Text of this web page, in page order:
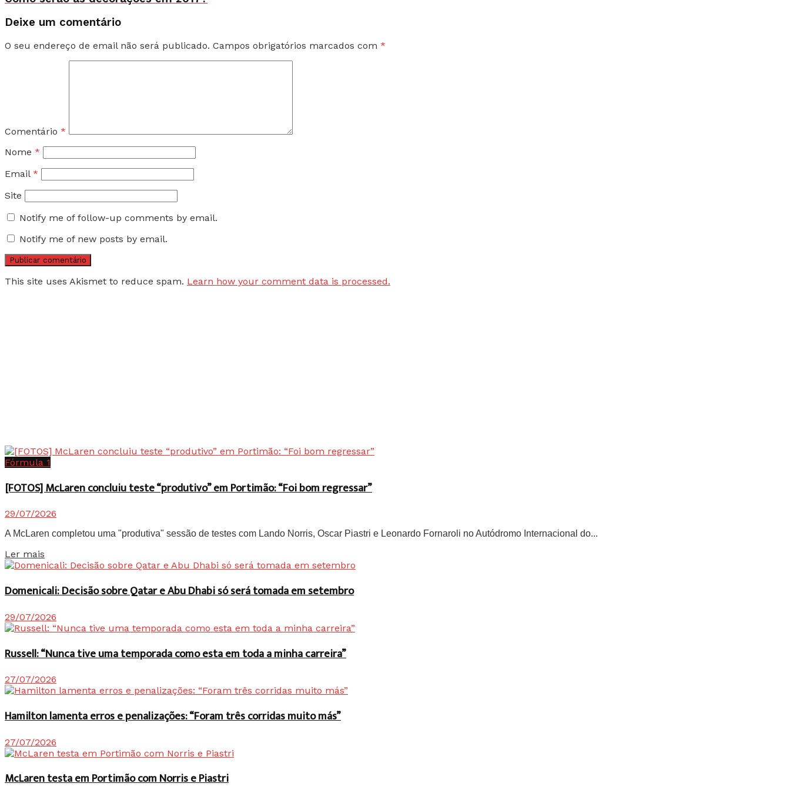
Deixe um comentário
O seu endereço de email não será publicado. Campos obrigatórios marcados com *
Comentário *
Nome *
Email *
Site
Notify me of follow-up comments by email.
Notify me of new posts by email.
This site uses Akismet to reduce spam. Learn how your comment data is processed.
Fórmula 1
[FOTOS] McLaren concluiu teste “produtivo” em Portimão: “Foi bom regressar”
29/07/2026
A McLaren completou uma "produtiva" sessão de testes com Lando Norris, Oscar Piastri e Leonardo Fornaroli no Autódromo Internacional do...
Ler mais
Domenicali: Decisão sobre Qatar e Abu Dhabi só será tomada em setembro
29/07/2026
Russell: “Nunca tive uma temporada como esta em toda a minha carreira”
27/07/2026
Hamilton lamenta erros e penalizações: “Foram três corridas muito más”
27/07/2026
McLaren testa em Portimão com Norris e Piastri